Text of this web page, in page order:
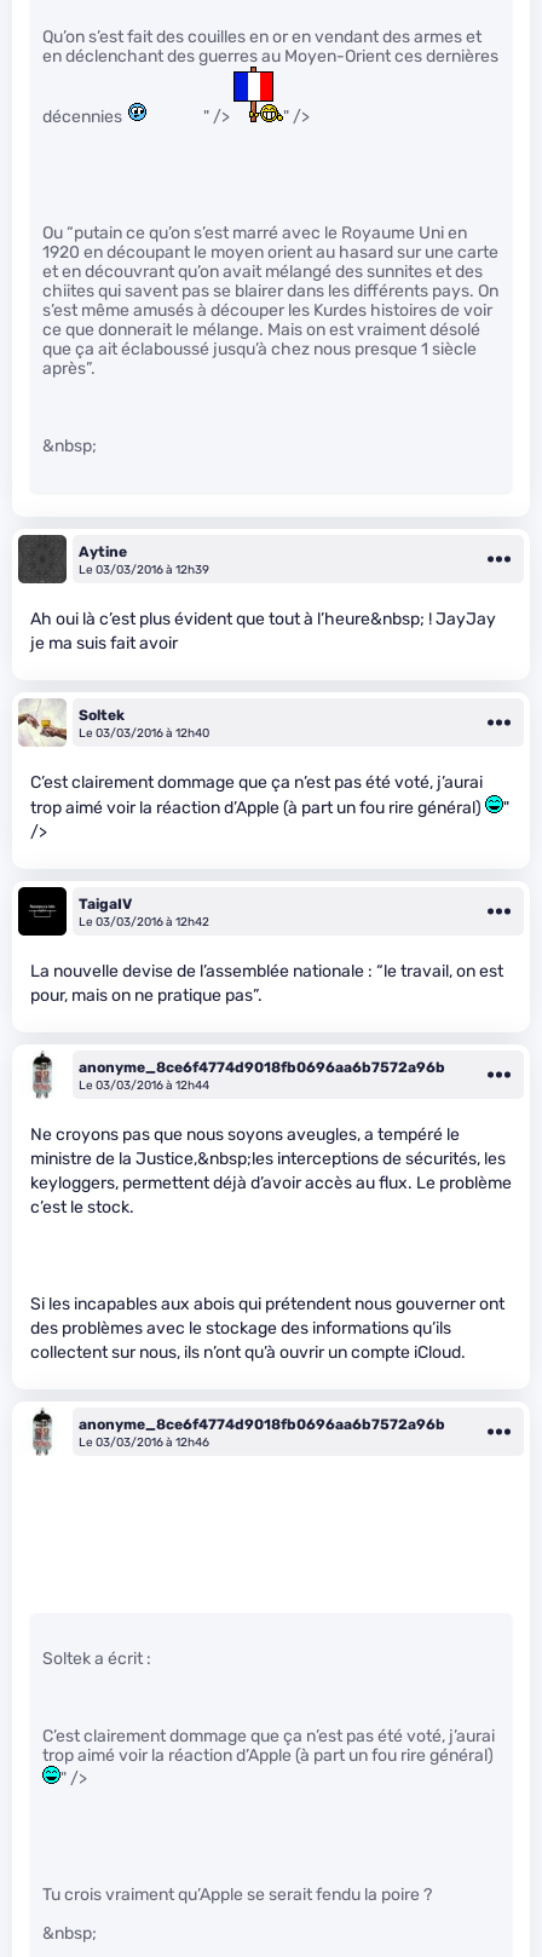
Qu’on s’est fait des couilles en or en vendant des armes et
en déclenchant des guerres au Moyen-Orient ces dernières
décennies " /> " />
Ou “putain ce qu’on s’est marré avec le Royaume Uni en
1920 en découpant le moyen orient au hasard sur une carte
et en découvrant qu’on avait mélangé des sunnites et des
chiites qui savent pas se blairer dans les différents pays. On
s’est même amusés à découper les Kurdes histoires de voir
ce que donnerait le mélange. Mais on est vraiment désolé
que ça ait éclaboussé jusqu’à chez nous presque 1 siècle
après”.
&nbsp;
Aytine
Le 03/03/2016 à 12h39
Ah oui là c’est plus évident que tout à l’heure&nbsp; ! JayJay
je ma suis fait avoir
Soltek
Le 03/03/2016 à 12h40
C’est clairement dommage que ça n’est pas été voté, j’aurai
trop aimé voir la réaction d’Apple (à part un fou rire général)
"
/>
TaigaIV
Le 03/03/2016 à 12h42
La nouvelle devise de l’assemblée nationale : “le travail, on est
pour, mais on ne pratique pas”.
anonyme_8ce6f4774d9018fb0696aa6b7572a96b
Le 03/03/2016 à 12h44
Ne croyons pas que nous soyons aveugles, a tempéré le
ministre de la Justice,&nbsp;les interceptions de sécurités, les
keyloggers, permettent déjà d’avoir accès au flux. Le problème
c’est le stock.
Si les incapables aux abois qui prétendent nous gouverner ont
des problèmes avec le stockage des informations qu’ils
collectent sur nous, ils n’ont qu’à ouvrir un compte iCloud.
anonyme_8ce6f4774d9018fb0696aa6b7572a96b
Le 03/03/2016 à 12h46
Soltek a écrit :
C’est clairement dommage que ça n’est pas été voté, j’aurai
trop aimé voir la réaction d’Apple (à part un fou rire général)
" />
Tu crois vraiment qu’Apple se serait fendu la poire ?
&nbsp;